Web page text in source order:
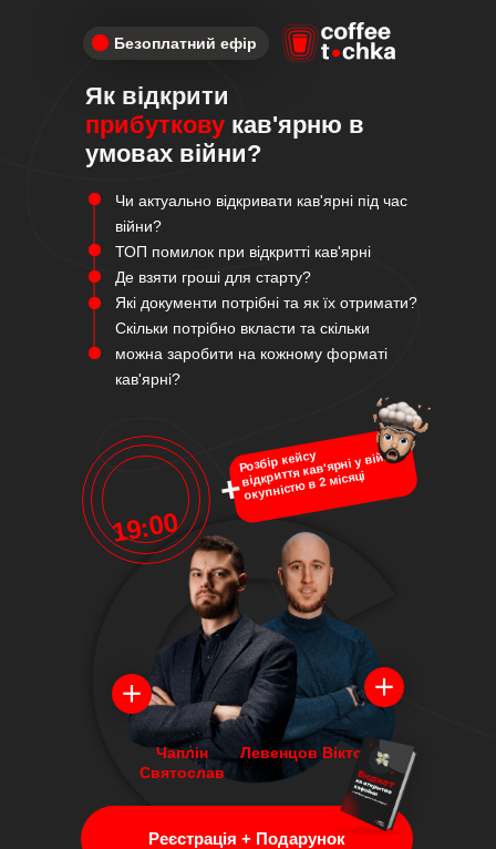
Як відкрити
прибуткову кав'ярню в
умовах війни?
Безоплатний ефір
Реєстрація + Подарунок
Левенцов Віктор
19:00
Чаплін
Святослав
Чи актуально відкривати кав'ярні під час
війни?
ТОП помилок при відкритті кав'ярні
Де взяти гроші для старту?
Які документи потрібні та як їх отримати?
Скільки потрібно вкласти та скільки
можна заробити на кожному форматі
кав'ярні?
Розбір кейсу
відкриття кав'ярні у війну з
окупністю в 2 місяці
+